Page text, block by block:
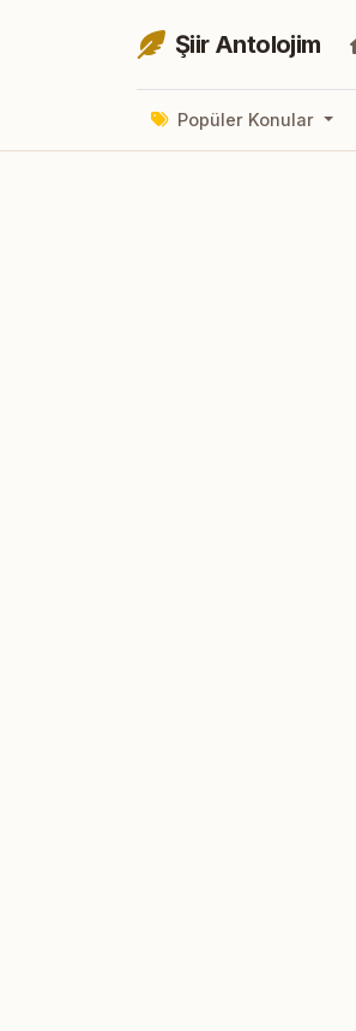
Şiir Antolojim
Popüler Konular